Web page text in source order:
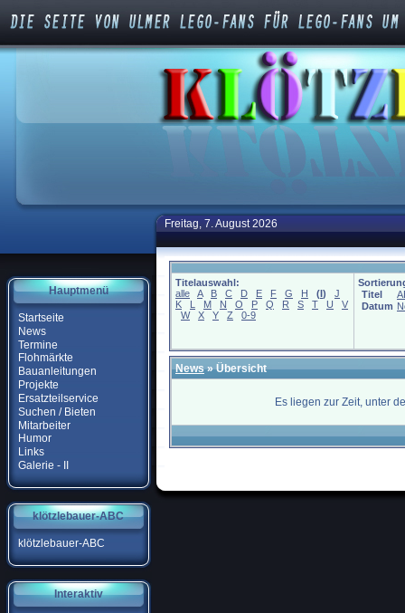
Hauptmenü
Startseite
News
Termine
Flohmärkte
Bauanleitungen
Projekte
Ersatzteilservice
Suchen / Bieten
Mitarbeiter
Humor
Links
Galerie - II
klötzlebauer-ABC
klötzlebauer-ABC
Interaktiv
Freitag, 7. August 2026
Titelauswahl:
alle
A B C D E F G H (I)
J
K
L M N O P Q R S T U
V
W
X Y Z 0-9
Titel
Datum
News» Übersicht
Es liegen zur Zeit, unter